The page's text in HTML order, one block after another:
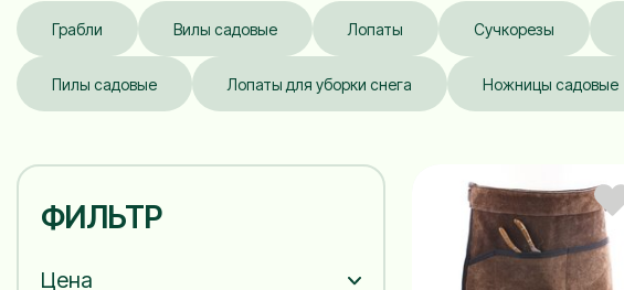
Грабли Вилы садовые Лопаты Сучкорезы
Пилы садовые Лопаты для уборки снега Ножницы садовые
ФИЛЬТР
Цена